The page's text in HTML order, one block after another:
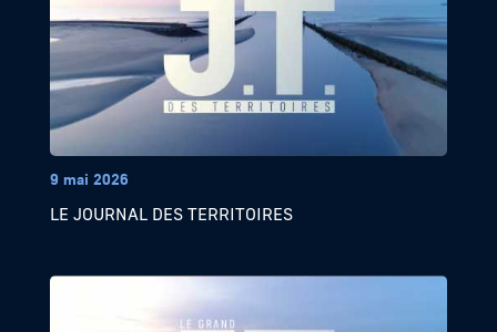
9 mai 2026
LE JOURNAL DES TERRITOIRES